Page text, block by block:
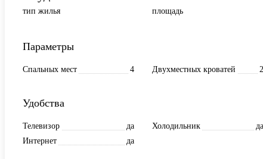
тип жилья площадь
Параметры
Спальных мест 4 Двухместных кроватей 2
Удобства
Телевизор да Холодильник да
Интернет
да